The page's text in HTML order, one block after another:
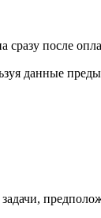
сразу после
данные